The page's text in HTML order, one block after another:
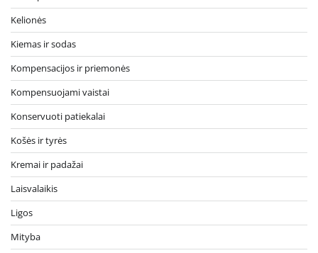
Kelionės
Kiemas ir sodas
Kompensacijos ir priemonės
Kompensuojami vaistai
Konservuoti patiekalai
Košės ir tyrės
Kremai ir padažai
Laisvalaikis
Ligos
Mityba